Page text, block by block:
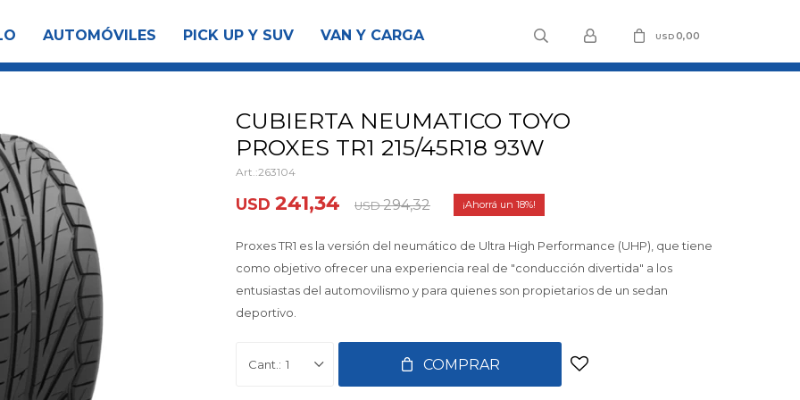
AUTOMÓVILES PICK UP Y SUV VAN Y CARGA USD0,00
CUBIERTA NEUMATICO TOYO
PROXES TR1 215/45R18 93W
263104
USD 241,34 USD 294,32 18
Proxes TR1 es la versión del neumático de Ultra High Performance (UHP), que tiene
como objetivo ofrecer una experiencia real de "conducción divertida" a los
entusiastas del automovilismo y para quienes son propietarios de un sedan
deportivo.
1 COMPRAR